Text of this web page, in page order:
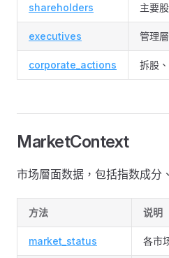
shareholders 主要
executives 管理
corporate_actions 拆股
MarketContext
市场層面数据，包括指数成分
方法 说明
market_status 各市